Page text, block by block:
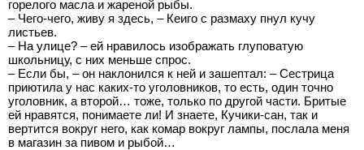
горелого масла и жареной рыбы.
– Чего-чего, живу я здесь, – Кеиго с размаху пнул кучу
листьев.
– На улице? – ей нравилось изображать глуповатую
школьницу, с них меньше спрос.
– Если бы, – он наклонился к ней и зашептал: – Сестрица
приютила у нас каких-то уголовников, то есть, один точно
уголовник, а второй… тоже, только по другой части. Бритые
ей нравятся, понимаете ли! И знаете, Кучики-сан, так и
вертится вокруг него, как комар вокруг лампы, послала меня
в магазин за пивом и рыбой…